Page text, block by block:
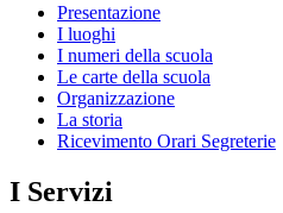
Presentazione
I luoghi
I numeri della scuola
Le carte della scuola
Organizzazione
La storia
Ricevimento Orari Segreterie
I Servizi